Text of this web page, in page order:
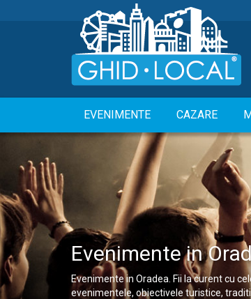
EVENIMENTE CAZARE
Evenimente in
Evenimente in Oradea. Fii la curent cu
evenimentele, obiectivele turistice,